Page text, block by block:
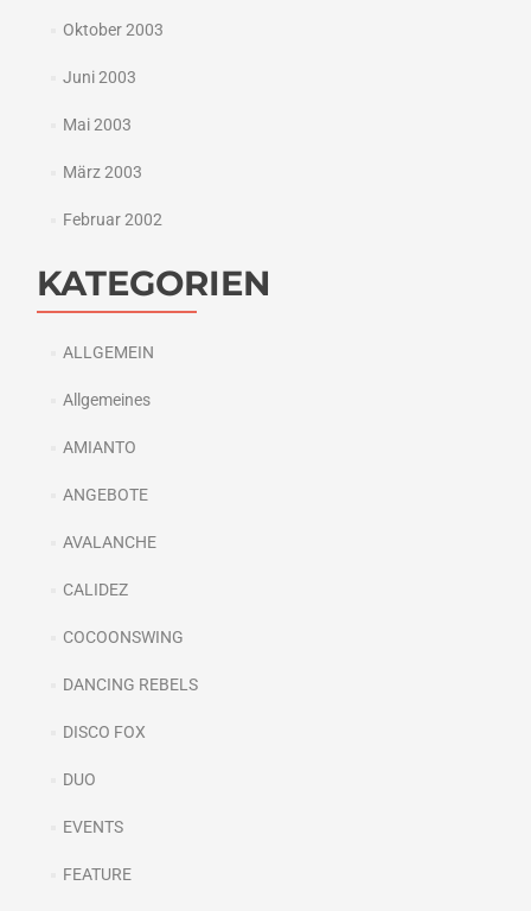
Oktober 2003
Juni 2003
Mai 2003
März 2003
Februar 2002
KATEGORIEN
ALLGEMEIN
Allgemeines
AMIANTO
ANGEBOTE
AVALANCHE
CALIDEZ
COCOONSWING
DANCING REBELS
DISCO FOX
DUO
EVENTS
FEATURE